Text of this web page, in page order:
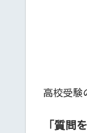
高校受験
「質問